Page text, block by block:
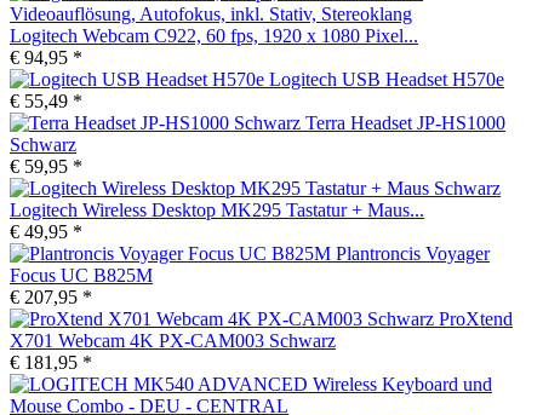
Logitech Webcam C922, 60 fps, 1920 x 1080 Pixel...
€ 94,95 *
Logitech USB Headset H570e
€ 55,49 *
Terra Headset JP-HS1000
Schwarz
€ 59,95 *
Logitech Wireless Desktop MK295 Tastatur + Maus...
€ 49,95 *
Plantroncis Voyager
Focus UC B825M
€ 207,95 *
ProXtend
X701 Webcam 4K PX-CAM003 Schwarz
€ 181,95 *